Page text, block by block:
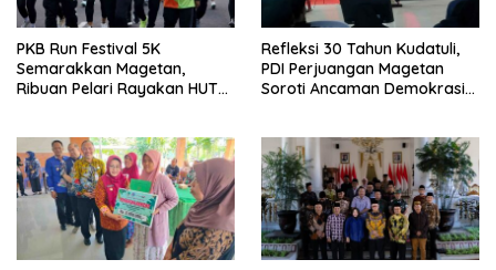
PKB Run Festival 5K
Semarakkan Magetan,
Ribuan Pelari Rayakan HUT
Refleksi 30 Tahun Kudatuli,
PDI Perjuangan Magetan
Soroti Ancaman Demokrasi